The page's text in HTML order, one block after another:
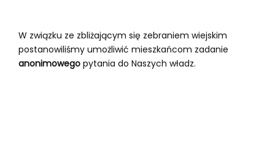
W związku ze zbliżającym się zebraniem wiejskim
postanowiliśmy umożliwić mieszkańcom zadanie
anonimowego pytania do Naszych władz.